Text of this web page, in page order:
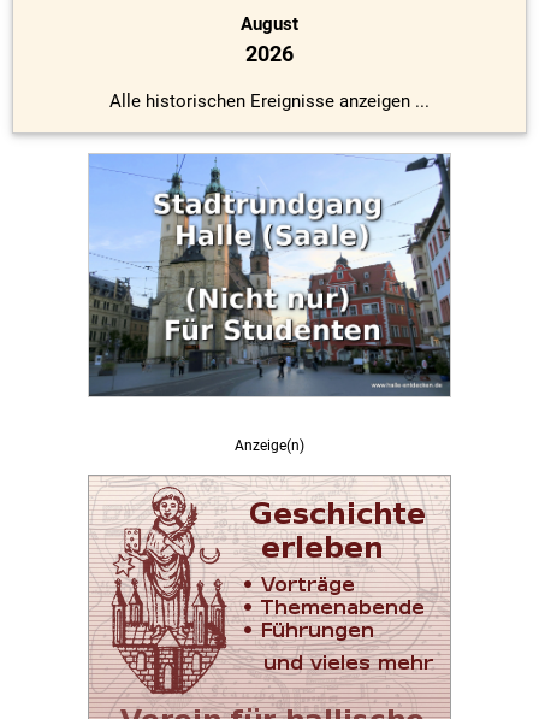
August
2026
Alle historischen Ereignisse anzeigen ...
Anzeige(n)